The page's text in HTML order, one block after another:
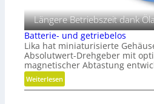
m
i
k
u
n
d
P
Längere Betriebszeit dank
Batterie- und getriebelos
Lika hat miniaturisierte
Absolutwert-Drehgeber mit
magnetischer Abtastung
Weiterlesen:
B